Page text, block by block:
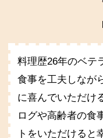
料理歴26年のベテ
食事を工夫しなが
に喜んでいただけ
ログや高齢者の食
トをいただけると